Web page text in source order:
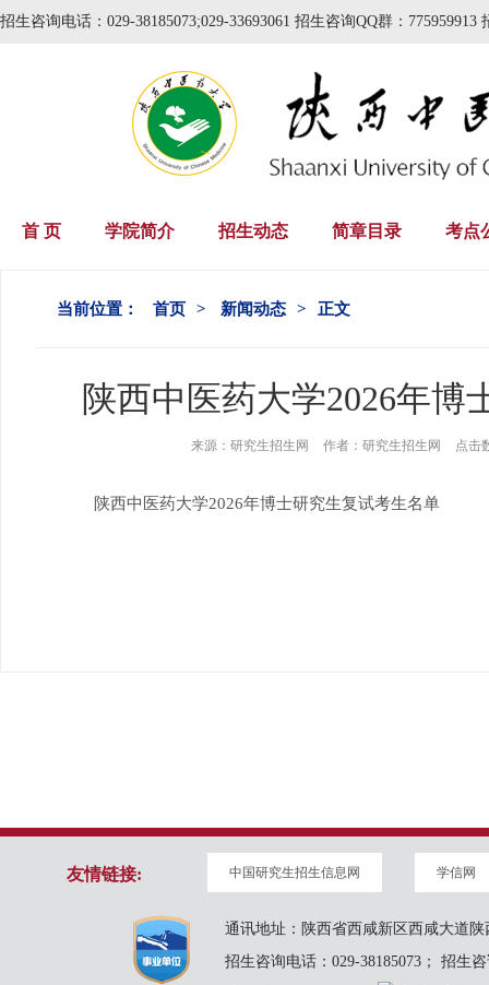
招生咨询电话：029-38185073;029-33693061 招生咨询QQ群：775959913
首 页 学院简介 招生动态 简章目录 考点
当前位置： 首页 > 新闻动态 > 正文
陕西中医药大学2026年博
来源： 研究生招生网 作者： 研究生招生网 点击
陕西中医药大学2026年博士研究生复试考生名单
友情链接: 中国研究生招生信息网 学信网
通讯地址：陕西省西咸新区西咸大道
招生咨询电话：029-38185073； 招生